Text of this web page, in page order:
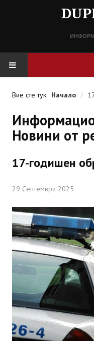
НОВИНИ
СПРАВОЧНИК
Разписание
Важни телефонни
КОНТАКТИ
ИНТЕРВЮ
ЗА РЕГИОНА
Бележити дупничани
История
Населени места
Вие сте тук: Начало /
Новини от
17-годишен
29 Септември 2025